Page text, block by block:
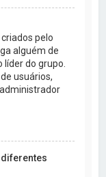
pelo
alguém de
do grupo.
usuários,